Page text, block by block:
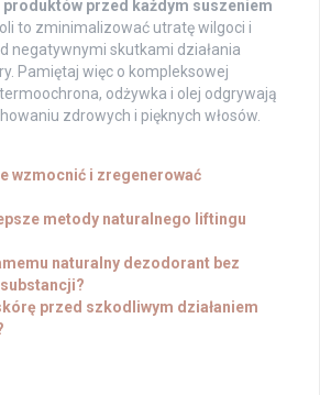
przed każdym suszeniem
to zminimalizować utratę wilgoci i
negatywnymi skutkami działania
Pamiętaj więc o kompleksowej
odżywka i olej odgrywają
zdrowych i pięknych włosów.
wzmocnić i zregenerować
metody naturalnego liftingu
naturalny dezodorant bez
przed szkodliwym działaniem